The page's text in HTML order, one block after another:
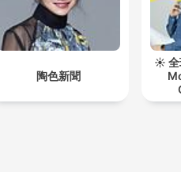
陶色新聞
☀️ 全